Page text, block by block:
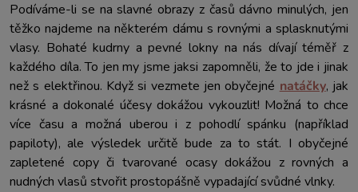
Podíváme-li se na slavné obrazy z časů dávno minulých, jen
těžko najdeme na některém dámu s rovnými a splasknutými
vlasy. Bohaté kudrny a pevné lokny na nás dívají téměř z
každého díla. To jen my jsme jaksi zapomněli, že to jde i jinak
než s elektřinou. Když si vezmete jen obyčejné natáčky, jak
krásné a dokonalé účesy dokážou vykouzlit! Možná to chce
více času a možná uberou i z pohodlí spánku (například
papiloty), ale výsledek určitě bude za to stát. I obyčejné
zapletené copy či tvarované ocasy dokážou z rovných a
nudných vlasů stvořit prostopášně vypadající svůdné vlnky.